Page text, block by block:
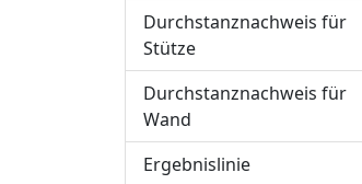
Durchstanznachweis für
Stütze
Durchstanznachweis für
Wand
Ergebnislinie